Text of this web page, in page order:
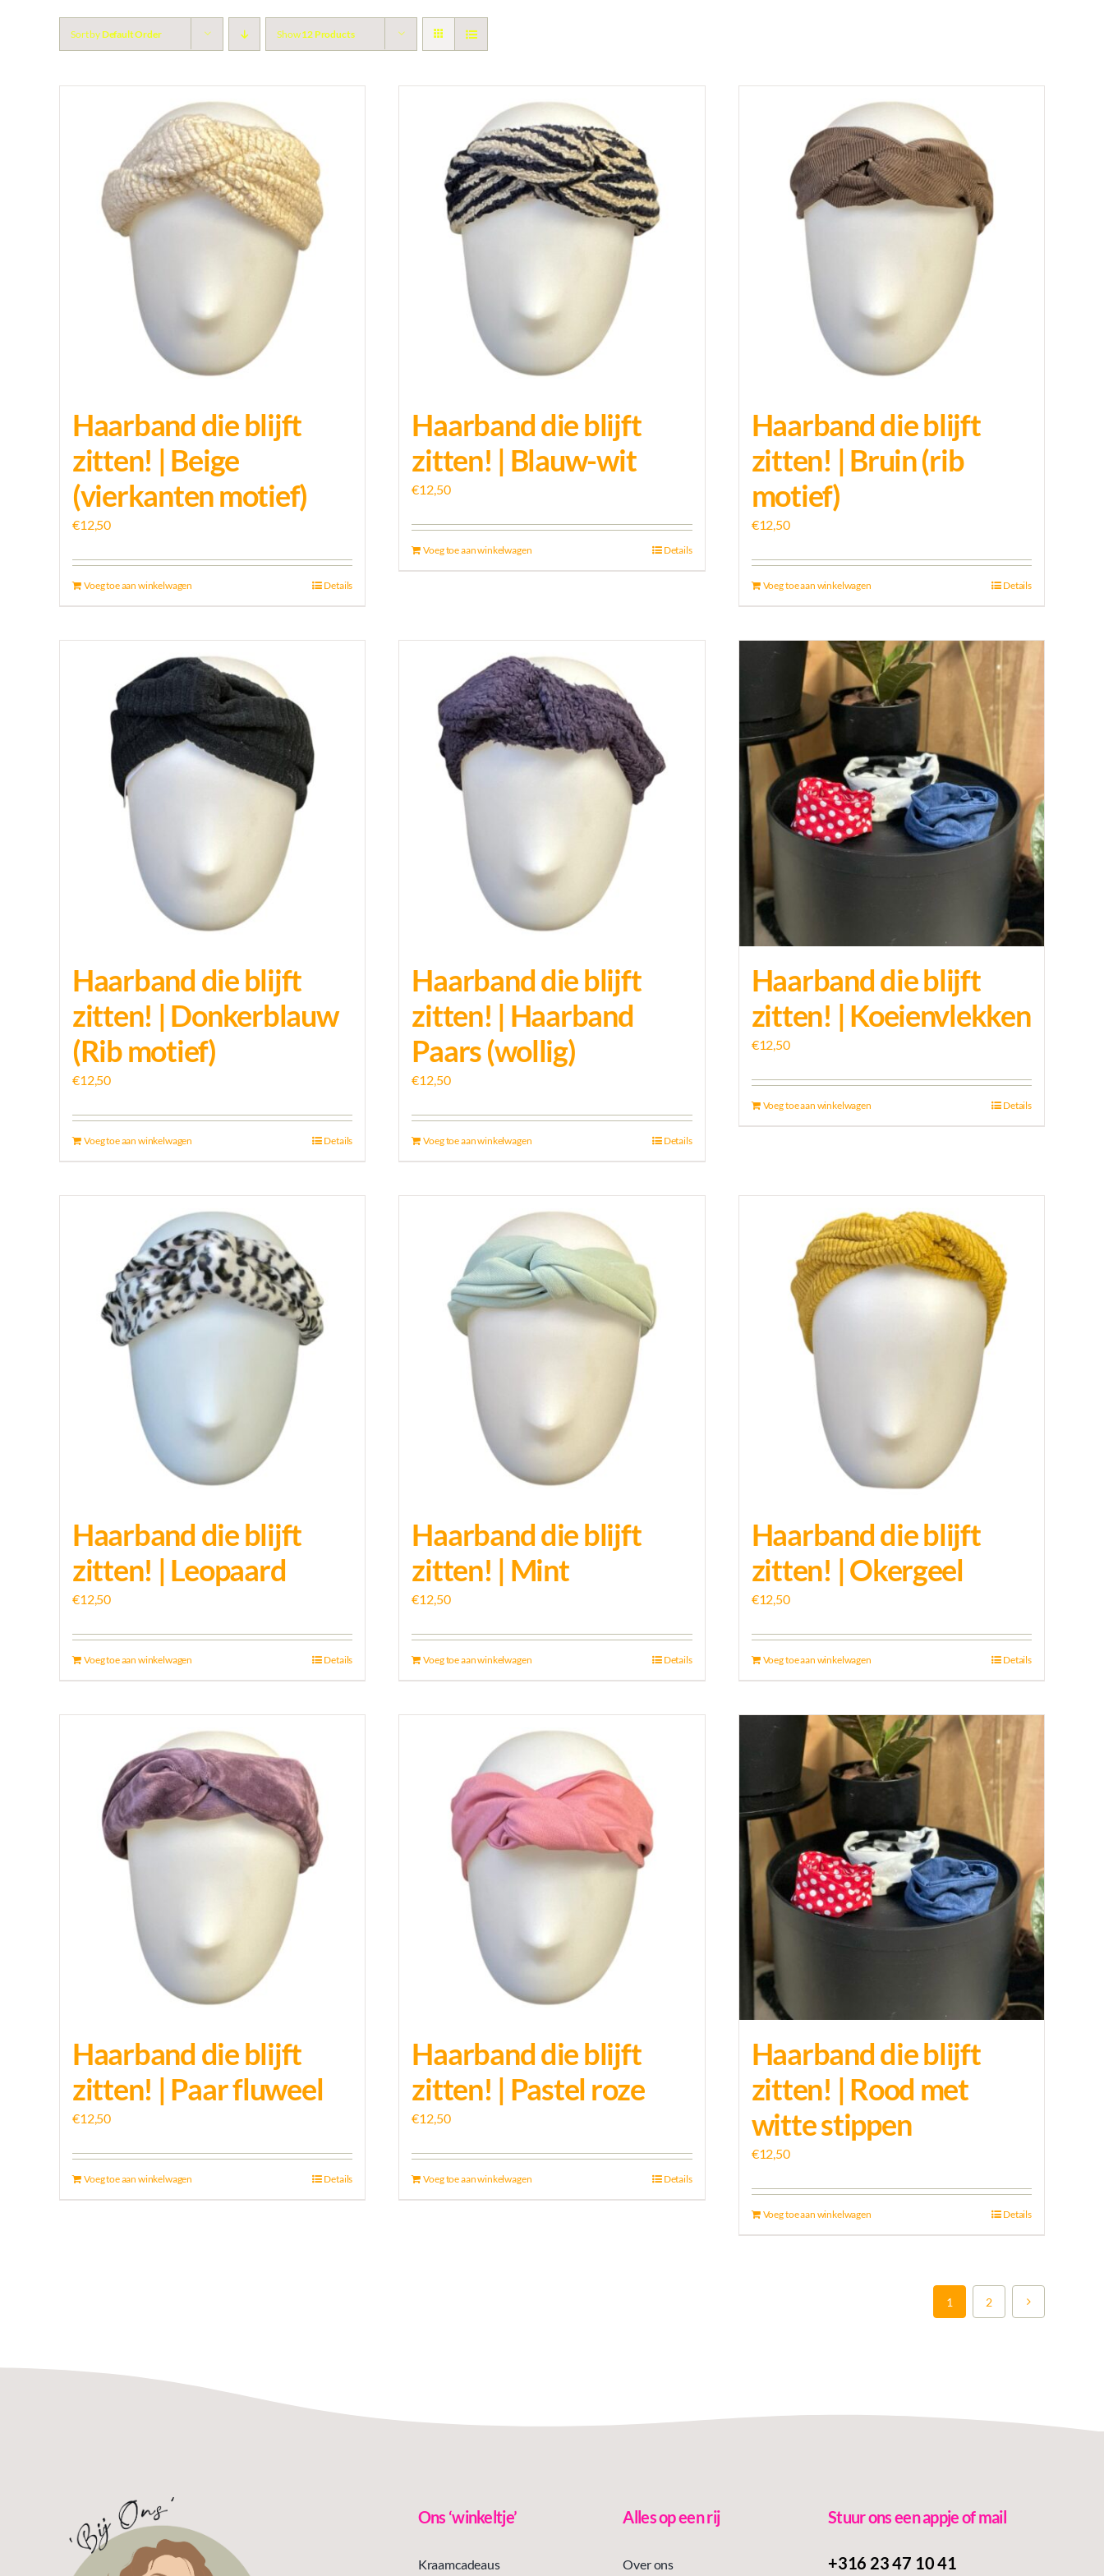
Sort byDefault Order Show12 Products
Haarband die blijft
zitten! | Beige
(vierkanten motief)
€12,50
Voeg toe aan winkelwagen Details
Haarband die blijft
zitten! | Blauw-wit
€12,50
Voeg toe aan winkelwagen Details
Haarband die blijft
zitten! | Bruin (rib
motief)
€12,50
Voeg toe aan winkelwagen Details
Haarband die blijft
zitten! | Donkerblauw
(Rib motief)
€12,50
Voeg toe aan winkelwagen Details
Haarband die blijft
zitten! | Haarband
Paars (wollig)
€12,50
Voeg toe aan winkelwagen Details
Haarband die blijft
zitten! | Koeienvlekken
€12,50
Voeg toe aan winkelwagen Details
Haarband die blijft
zitten! | Leopaard
€12,50
Voeg toe aan winkelwagen Details
Haarband die blijft
zitten! | Mint
€12,50
Voeg toe aan winkelwagen Details
Haarband die blijft
zitten! | Okergeel
€12,50
Voeg toe aan winkelwagen Details
Haarband die blijft
zitten! | Paar fluweel
€12,50
Voeg toe aan winkelwagen Details
Haarband die blijft
zitten! | Pastel roze
€12,50
Voeg toe aan winkelwagen Details
Haarband die blijft
zitten! | Rood met
witte stippen
€12,50
Voeg toe aan winkelwagen Details
1 2
Ons ‘winkeltje’
Kraamcadeaus
Alles op een rij
Over ons
Stuur ons een appje of mail
+316 23 47 10 41‬